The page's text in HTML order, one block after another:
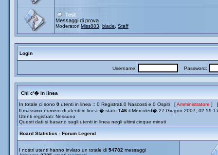
Test
Messaggi di prova
Moderatori Miss883 blade Staff
Login
Username: Password:
Chi c'� in linea
In totale ci sono 0 utenti in linea :: 0 Registrati,0 Nascosti e 0 Ospiti [Amministratore ]
Il massimo numero di utenti in linea � stato 146 il Mercoled� 27 Giugno 2007,
Utenti registrati: Nessuno
Questi dati si basano sugli utenti in linea negli ultimi cinque minuti
Board Statistics - Forum Legend
I nostri utenti hanno inviato un totale di 54782 messaggi